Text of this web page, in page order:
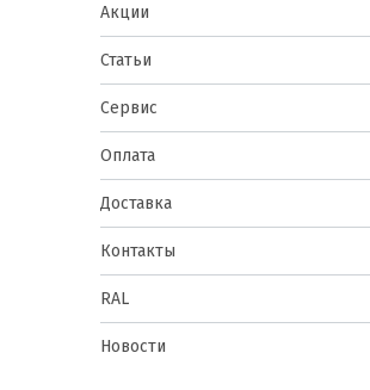
Акции
Статьи
Сервис
Оплата
Доставка
Контакты
RAL
Новости